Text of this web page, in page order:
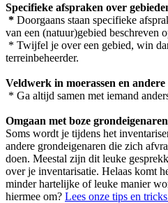
Specifieke afspraken over
* Doorgaans staan specifieke
van een (natuur)gebied beschreven
* Twijfel je over een gebied, win
terreinbeheerder.
Veldwerk in moerassen en
* Ga altijd samen met iemand
Omgaan met boze grondeigenaren
Soms wordt je tijdens het
andere grondeigenaren die zich
doen. Meestal zijn dit leuke
over je inventarisatie. Helaas komt
minder hartelijke of leuke manier
hiermee om? Lees onze tips en